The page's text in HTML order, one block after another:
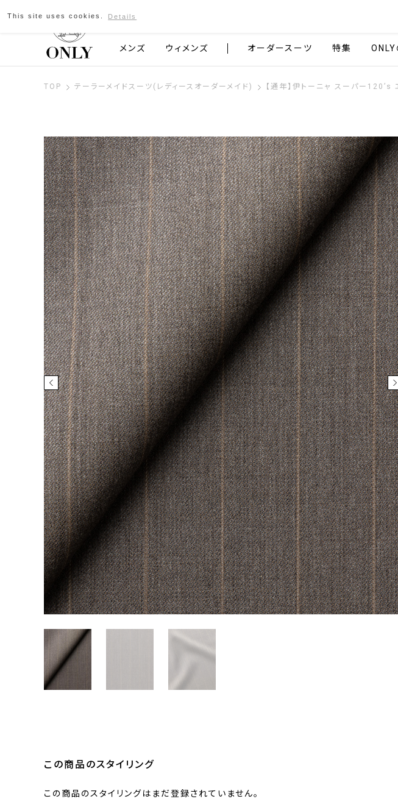
京都発のスーツブランド ONLY
メンズ ウィメンズ オーダースーツ 特集 ONLY
TOP テーラーメイドスーツ(レディースオーダーメイド) 【通年】伊トーニャ スーパー120’s
この商品のスタイリング
この商品のスタイリングはまだ登録されていません。
This site uses cookies. Details